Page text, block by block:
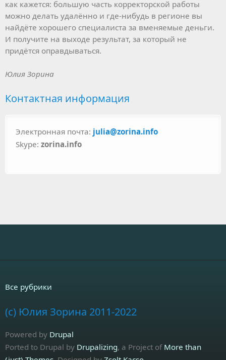
как кажется: большую часть корректорской работы
можно делать удалённо и где-нибудь в регионе вы
найдёте хорошего специалиста за вменяемые деньги.
И получите на выходе результат, за который не
придётся оправдываться.
Юлия Зорина
Контактная информация
Электронная почта: julia@zorina.info
Skype: zorina.info
Все рубрики
(c) Юлия Зорина 2011-2022
Powered by Drupal
Ported to Drupal by Drupalizing, a Project of More than